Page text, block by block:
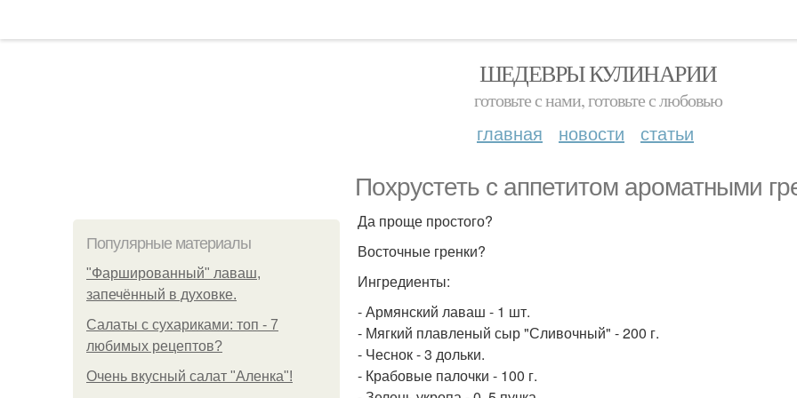
ШЕДЕВРЫ КУЛИНАРИИ
готовьте с нами, готовьте с любовью
главная новости статьи
Похрустеть с аппетитом ароматными
Популярные материалы
"Фаршированный" лаваш,
запечённый в духовке.
Салаты с сухариками: топ - 7
любимых рецептов?
Очень вкусный салат "Аленка"!
Да проще простого?
Восточные гренки?
Ингредиенты:
- Армянский лаваш - 1 шт.
- Мягкий плавленый сыр "Сливочный" - 200 г.
- Чеснок - 3 дольки.
- Крабовые палочки - 100 г.